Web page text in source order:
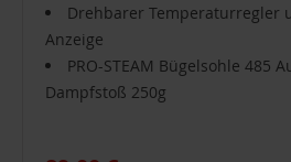
Drehbarer Temperaturregler
Anzeige
PRO-STEAM Bügelsohle 485
Dampfstoß 250g